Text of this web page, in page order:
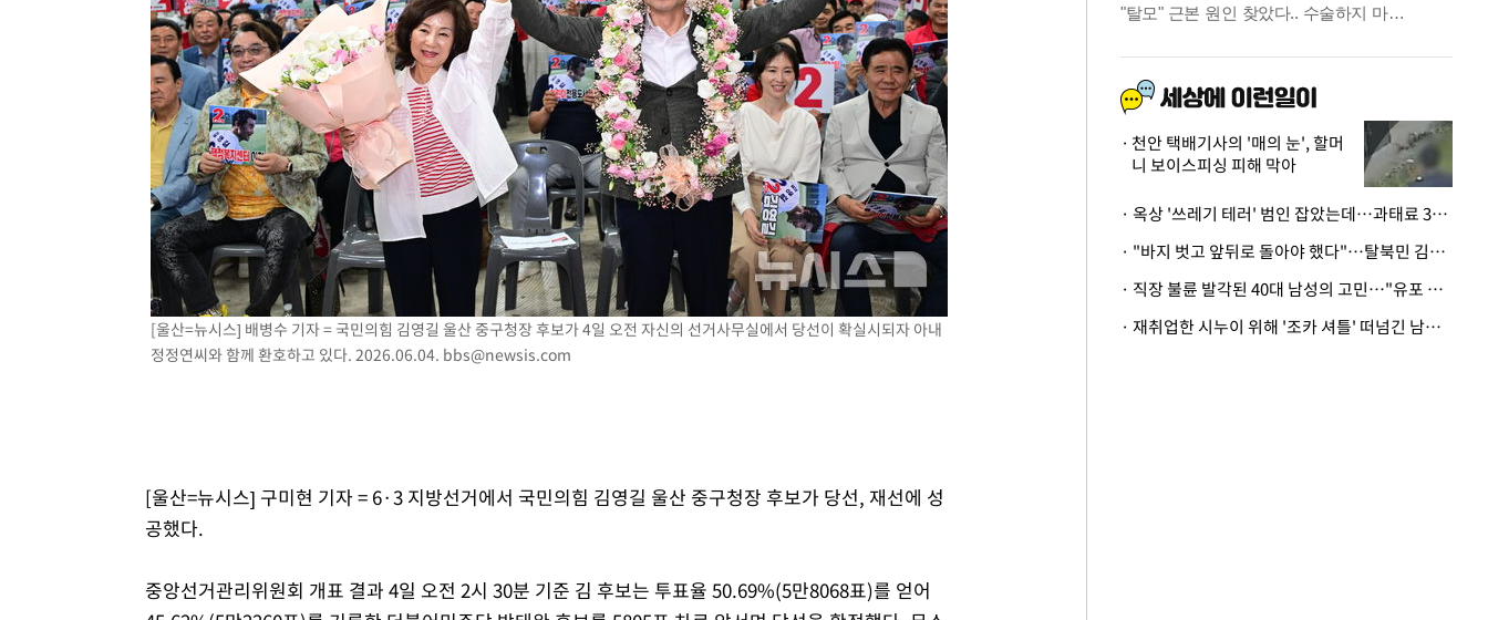
[속보]코스닥, 2.86포인트(0.36%) 내린 798.81마감
[속보]코스피, 6200선 약보합…0.60% 내린 6258.77에 마쳐
[속보]원·달러 환율, 7.7원 내린 1416.1원 마감
[속보] 노원서 40.1도 관측…서울, 2018년 이후 첫 40도
[속보]종합특검, '계엄 수용공간 확보' 신용해 前교정본부장 기소
외신들도 주목한 韓축구 파문…"국민적 공분에 수사 재개"
11시간 압수수색에 성접대 파문까지…'쑥대밭' 된 축구협회
[속보]규제합리화위원회 부위원장에 김태유 서울대 공대 교수…이
[속보]국힘 윤리위, '돌려차기 발언' 진종오·서범수 징계 절차 개시
[속보] 7월 중국 수출 23.9%↑ 수입 27.5%↑…무역총액 25.3%↑
[속보]'채상병 순직 책임' 임성근, 항소심도 징역 3년
[속보]종합특검, '관저이전 봐주기 감사' 유병호 구속기소
[울산=뉴시스] 배병수 기자 = 국민의힘 김영길 울산 중구청장 후보가 4일 오전 자신의 선거사무실에서 당선이 확실시되자 아내
정정연씨와 함께 환호하고 있다. 2026.06.04. bbs@newsis.com
[울산=뉴시스] 구미현 기자 = 6·3 지방선거에서 국민의힘 김영길 울산 중구청장 후보가 당선, 재선에 성
공했다.
중앙선거관리위원회 개표 결과 4일 오전 2시 30분 기준 김 후보는 투표율 50.69%(5만8068표)를 얻어
천안 택배기사의 '매의 눈', 할머
니 보이스피싱 피해 막아
· 옥상 '쓰레기 테러' 범인 잡았는데…과태료 3만원 처분에 숙박업주 허탈
· "바지 벗고 앞뒤로 돌아야 했다"…탈북민 김서아, 기쁨조 검사 수치심 회상
· 직장 불륜 발각된 40대 남성의 고민…"유포 동료 명예훼손·협박죄 고소 가능할까"
· 재취업한 시누이 위해 '조카 셔틀' 떠넘긴 남편…아내 "난 못한다"